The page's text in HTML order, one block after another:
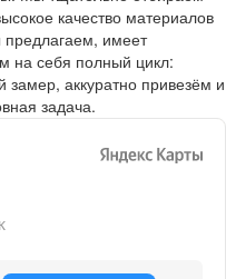
качество материалов
предлагаем, имеет
на себя полный цикл:
аккуратно привезём и
задача.